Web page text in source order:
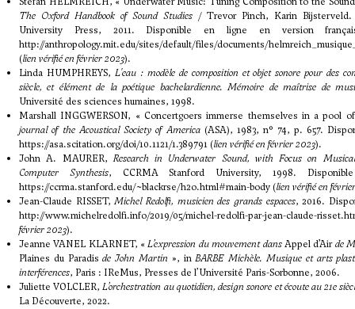
The Oxford Handbook of Sound Studies/ Trevor Pinch, Karin Bijsterveld.
University Press, 2011. Disponible en ligne en version
http://anthropology.mit.edu/sites/default/files/documents/
(lien vérifié en février 2023).
Linda HUMPHREYS, L'eau : modèle de composition et objet sonore pour des
siècle, et élément de la poétique bachelardienne. Mémoire de maîtrise de
Université des sciences humaines, 1998.
Marshall INGGWERSON, « Concertgoers immerse themselves in a pool
journal of the Acoustical Society of America(ASA), 1983, n° 74, p. 657.
https://asa.scitation.org/doi/10.1121/1.389791 (lien vérifié en février 2023).
John A. MAURER, Research in Underwater Sound, with Focus on
Computer Synthesis, CCRMA Stanford University, 1998.
https://ccrma.stanford.edu/~blackrse/h2o.html#main-body (lien vérifié en
Jean-Claude RISSET,Michel Redolfi, musicien des grands espaces, 2016.
http://www.michelredolfi.info/2019/05/michel-redolfi-par-jean-claude-
février 2023).
Jeanne VANEL KLARNET, «L’expression du mouvement dansAppel d’Airde
Plaines du Paradisde John Martin », inBARBE Michèle. Musique et arts
interférences, Paris : IReMus, Presses de l’Université Paris-Sorbonne, 2006.
Juliette VOLCLER,L’orchestration au quotidien, design sonore et écoute au 21e
La Découverte, 2022.